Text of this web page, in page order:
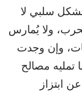
بشكل سلبي لا
ولا يُمارس
وإن وجدت
تمليه مصالح
ابتزاز